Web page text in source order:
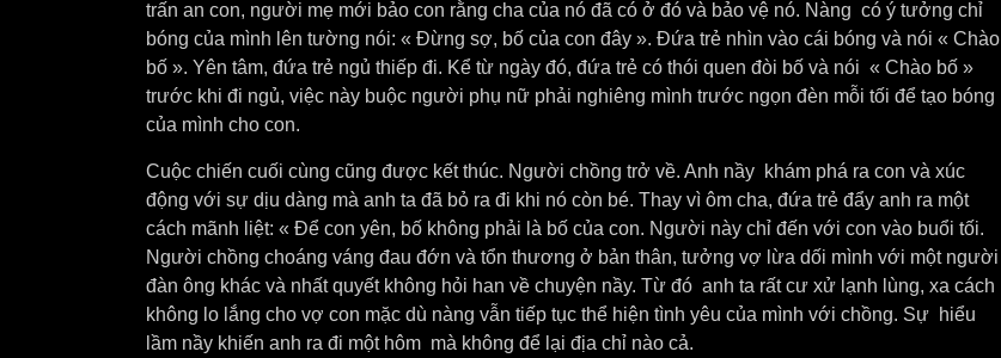
trấn an con, người mẹ mới bảo con rằng cha của nó đã có ở đó và bảo vệ nó. Nàng có ý tưởng chỉ
bóng của mình lên tường nói: « Đừng sợ, bố của con đây ». Đứa trẻ nhìn vào cái bóng và nói « Chào
bố ». Yên tâm, đứa trẻ ngủ thiếp đi. Kể từ ngày đó, đứa trẻ có thói quen đòi bố và nói « Chào bố »
trước khi đi ngủ, việc này buộc người phụ nữ phải nghiêng mình trước ngọn đèn mỗi tối để tạo bóng
của mình cho con.
Cuộc chiến cuối cùng cũng được kết thúc. Người chồng trở về. Anh nầy khám phá ra con và xúc
động với sự dịu dàng mà anh ta đã bỏ ra đi khi nó còn bé. Thay vì ôm cha, đứa trẻ đẩy anh ra một
cách mãnh liệt: « Để con yên, bố không phải là bố của con. Người này chỉ đến với con vào buổi tối.
Người chồng choáng váng đau đớn và tổn thương ở bản thân, tưởng vợ lừa dối mình với một người
đàn ông khác và nhất quyết không hỏi han về chuyện nầy. Từ đó anh ta rất cư xử lạnh lùng, xa cách
không lo lắng cho vợ con mặc dù nàng vẫn tiếp tục thể hiện tình yêu của mình với chồng. Sự hiểu
lầm nầy khiến anh ra đi một hôm mà không để lại địa chỉ nào cả.